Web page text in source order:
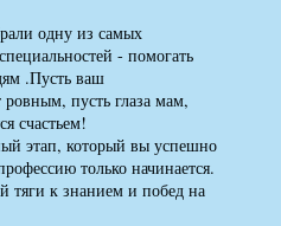
одну из самых
- помогать
.Пусть ваш
пусть глаза мам,
счастьем!
этап, который вы успешно
только начинается.
тяги к знанием и побед на